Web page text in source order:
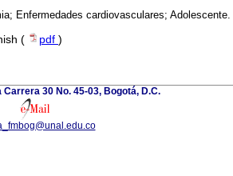
Enfermedades cardiovasculares; Adolescente.
( pdf )
30 No. 45-03, Bogotá, D.C.